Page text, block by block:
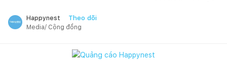
Happynest Theo dõi
Media/ Cộng đồng